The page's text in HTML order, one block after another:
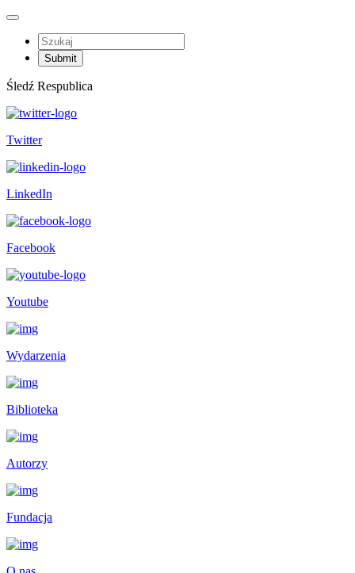
Śledź Respublica
Twitter
LinkedIn
Facebook
Youtube
Wydarzenia
Biblioteka
Autorzy
Fundacja